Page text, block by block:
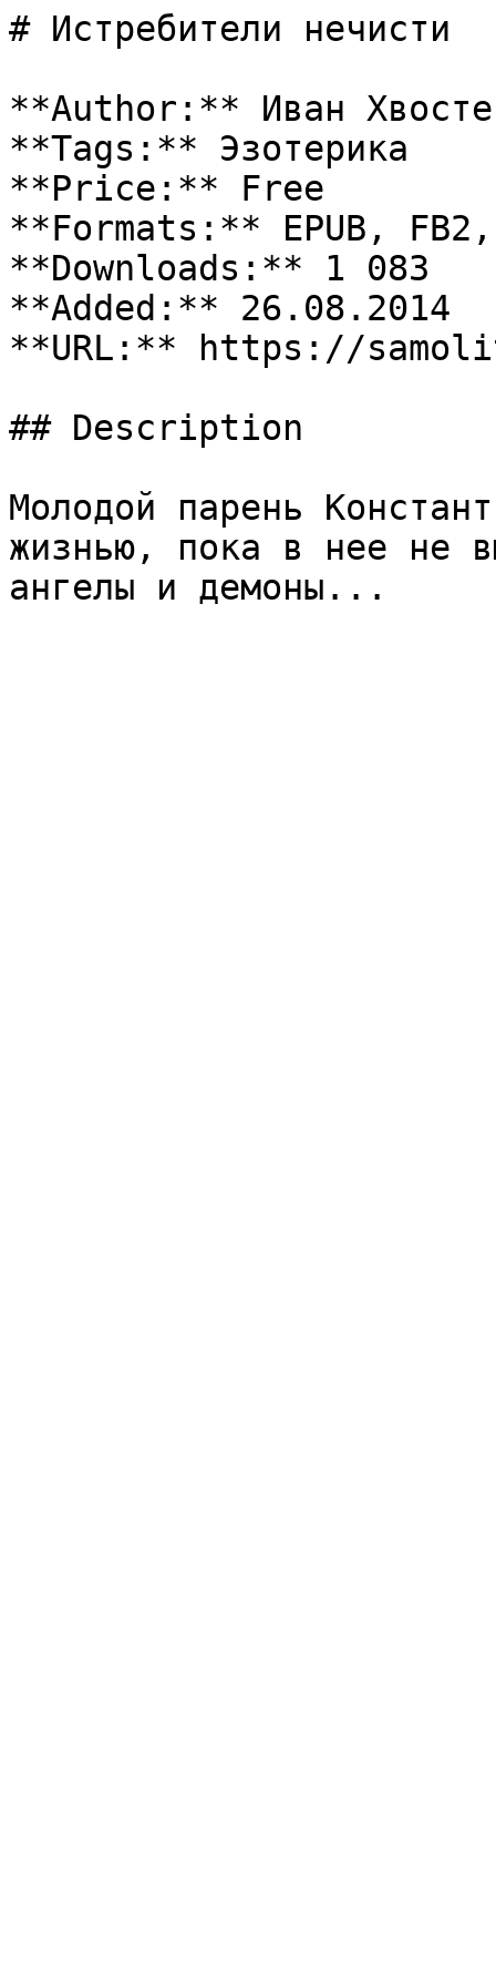
# Истребители нечисти
**Author:** Иван
**Tags:** Эзотерика
**Price:** Free
**Formats:** EPUB, FB2,
**Downloads:** 1 083
**Added:** 26.08.2014
**URL:** https://
## Description
Молодой парень
жизнью, пока в нее не
ангелы и демоны...